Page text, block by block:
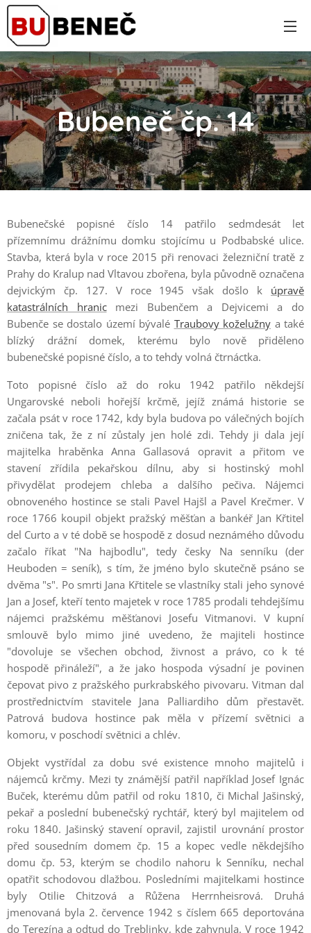
Bubeneč čp. 14
Bubenečské popisné číslo 14 patřilo sedmdesát let
přízemnímu drážnímu domku stojícímu u Podbabské ulice.
Stavba, která byla v roce 2015 při renovaci železniční tratě z
Prahy do Kralup nad Vltavou zbořena, byla původně označena
dejvickým čp. 127. V roce 1945 však došlo k úpravě
katastrálních hranicmezi Bubenčem a Dejvicemi a do
Bubenče se dostalo území bývalé Traubovy koželužny a také
blízký drážní domek, kterému bylo nově přiděleno
bubenečské popisné číslo, a to tehdy volná čtrnáctka.
Toto popisné číslo až do roku 1942 patřilo někdejší
Ungarovské neboli hořejší krčmě, jejíž známá historie se
začala psát v roce 1742, kdy byla budova po válečných bojích
zničena tak, že z ní zůstaly jen holé zdi. Tehdy ji dala její
majitelka hraběnka Anna Gallasová opravit a přitom ve
stavení zřídila pekařskou dílnu, aby si hostinský mohl
přivydělat prodejem chleba a dalšího pečiva. Nájemci
obnoveného hostince se stali Pavel Hajšl a Pavel Krečmer. V
roce 1766 koupil objekt pražský měšťan a bankéř Jan Křtitel
del Curto a v té době se hospodě z dosud neznámého důvodu
začalo říkat "Na hajbodlu", tedy česky Na senníku (der
Heuboden = seník), s tím, že jméno bylo skutečně psáno se
dvěma "s". Po smrti Jana Křtitele se vlastníky stali jeho synové
Jan a Josef, kteří tento majetek v roce 1785 prodali tehdejšímu
nájemci pražskému měšťanovi Josefu Vitmanovi. V kupní
smlouvě bylo mimo jiné uvedeno, že majiteli hostince
"dovoluje se všechen obchod, živnost a právo, co k té
hospodě přináleží", a že jako hospoda výsadní je povinen
čepovat pivo z pražského purkrabského pivovaru. Vitman dal
prostřednictvím stavitele Jana Palliardiho dům přestavět.
Patrová budova hostince pak měla v přízemí světnici a
komoru, v poschodí světnici a chlév.
Objekt vystřídal za dobu své existence mnoho majitelů i
nájemců krčmy. Mezi ty známější patřil například Josef Ignác
Buček, kterému dům patřil od roku 1810, či Michal Jašinský,
pekař a poslední bubenečský rychtář, který byl majitelem od
roku 1840. Jašinský stavení opravil, zajistil urovnání prostor
před sousedním domem čp. 15 a kopec vedle někdejšího
domu čp. 53, kterým se chodilo nahoru k Senníku, nechal
opatřit schodovou dlažbou. Posledními majitelkami hostince
byly Otilie Chitzová a Růžena Herrnheisrová. Druhá
jmenovaná byla 2. července 1942 s číslem 665 deportována
do Terezína a odtud do Treblinky, kde zahynula. V roce 1942